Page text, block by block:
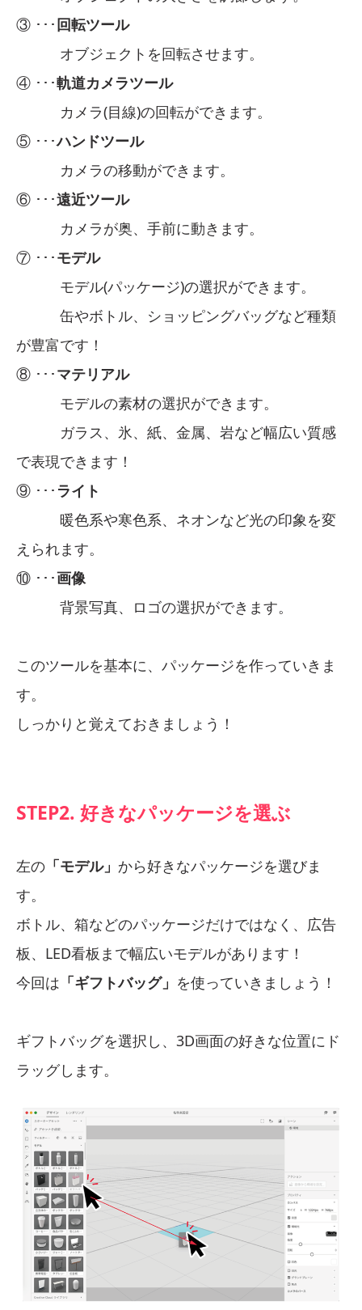
③ ･･･回転ツール
オブジェクトを回転させます。
④ ･･･軌道カメラツール
カメラ(目線)の回転ができます。
⑤ ･･･ハンドツール
カメラの移動ができます。
⑥ ･･･遠近ツール
カメラが奥、手前に動きます。
⑦ ･･･モデル
モデル(パッケージ)の選択ができます。
缶やボトル、ショッピングバッグなど種類
が豊富です！
⑧ ･･･マテリアル
モデルの素材の選択ができます。
ガラス、氷、紙、金属、岩など幅広い質感
で表現できます！
⑨ ･･･ ライト
暖色系や寒色系、ネオンなど光の印象を変
えられます。
⑩ ･･･画像
背景写真、ロゴの選択ができます。
このツールを基本に、パッケージを作っていきま
す。
しっかりと覚えておきましょう！
STEP2. 好きなパッケージを選ぶ
左の 「モデル」 から好きなパッケージを選びま
す。
ボトル、箱などのパッケージだけではなく、広告
板、LED看板まで幅広いモデルがあります！
今回は 「ギフトバッグ」 を使っていきましょう！
ギフトバッグを選択し、3D画面の好きな位置にド
ラッグします。